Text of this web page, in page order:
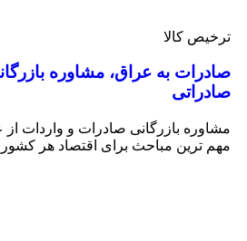
ترخیص کالا
صادرات به عراق، مشاوره
صادراتی
مشاوره بازرگانی صادرات و واردات از
مهم ترین مباحث برای اقتصاد هر